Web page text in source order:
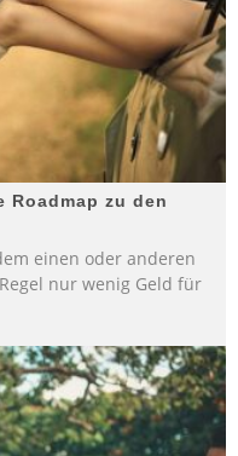
Roadmap zu den
einen oder anderen
nur wenig Geld für